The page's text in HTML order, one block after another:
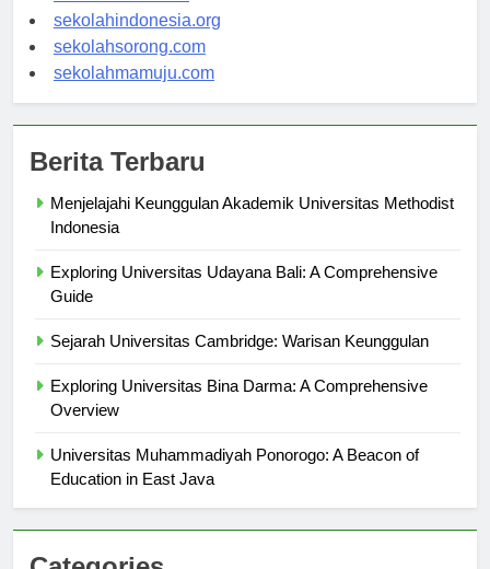
sekolahsalor.com
sekolahindonesia.org
sekolahsorong.com
Berita Terbaru
Menjelajahi Keunggulan Akademik Universitas Methodist
Exploring Universitas Udayana Bali: A Comprehensive
Exploring Universitas Bina Darma: A Comprehensive
Universitas Muhammadiyah Ponorogo: A Beacon of